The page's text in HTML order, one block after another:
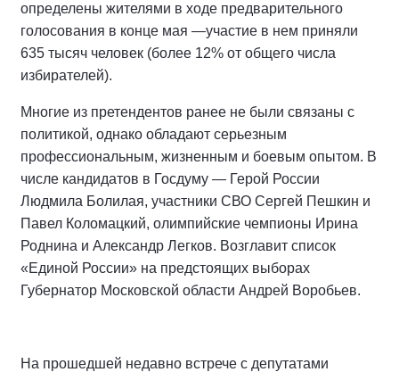
определены жителями в ходе предварительного
голосования в конце мая —участие в нем приняли
635 тысяч человек (более 12% от общего числа
избирателей).
Многие из претендентов ранее не были связаны с
политикой, однако обладают серьезным
профессиональным, жизненным и боевым опытом. В
числе кандидатов в Госдуму — Герой России
Людмила Болилая, участники СВО Сергей Пешкин и
Павел Коломацкий, олимпийские чемпионы Ирина
Роднина и Александр Легков. Возглавит список
«Единой России» на предстоящих выборах
Губернатор Московской области Андрей Воробьев.
На прошедшей недавно встрече с депутатами